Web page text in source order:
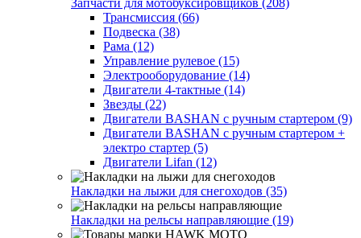
Трансмиссия (66)
Подвеска (38)
Рама (12)
Управление рулевое (15)
Электрооборудование (14)
Двигатели 4-тактные (14)
Звезды (22)
Двигатели BASHAN с ручным стартером (9)
Двигатели BASHAN с ручным стартером +
электро стартер (5)
Двигатели Lifan (12)
Накладки на лыжи для снегоходов (35)
Накладки на рельсы направляющие (19)